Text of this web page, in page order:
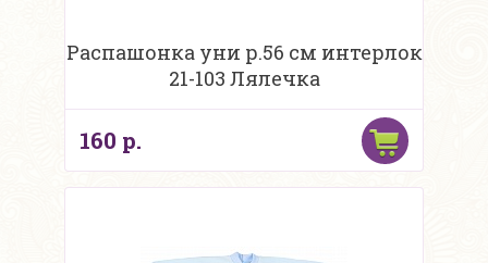
Распашонка уни р.56 см интерлок
21-103 Лялечка
160 р.